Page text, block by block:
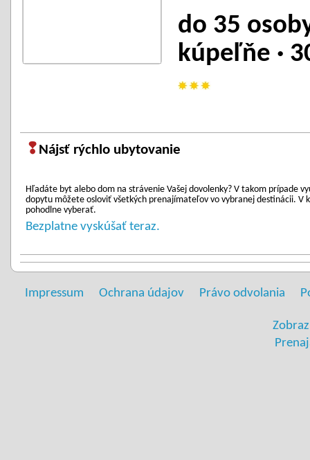
do 35
kúpeľňe ·
❢ Nájsť rýchlo ubytovanie
Hľadáte byt alebo dom na strávenie Vašej dovolenky? V takom prípade
dopytu môžete osloviť všetkých prenajímateľov vo vybranej destinácii. V
pohodlne vyberať.
Bezplatne vyskúšať teraz.
Impressum Ochrana údajov Právo odvolania